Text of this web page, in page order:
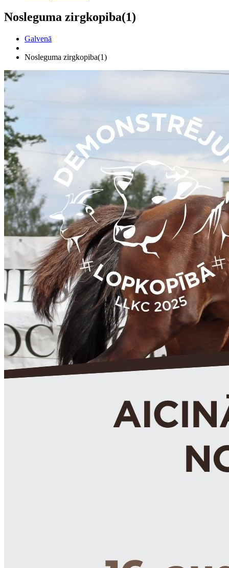
Nosleguma zirgkopiba(1)
Galvenā
Nosleguma zirgkopiba(1)